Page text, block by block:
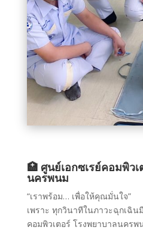
🏥 ศูนย์เอกซเรย์คอมพิว
นครพนม
“เราพร้อม… เพื่อให้คุณมั่นใจ”
เพราะ ทุกวินาทีในภาวะฉุกเฉิน
คอมพิวเตอร์ โรงพยาบาลนคร